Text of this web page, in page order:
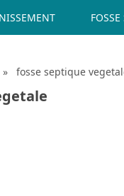
» fosse septique